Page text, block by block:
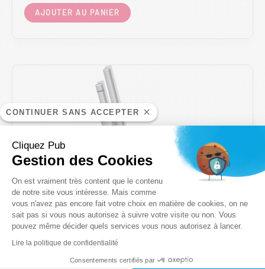
CONTINUER SANS ACCEPTER
Cliquez Pub
Gestion des Cookies
Plateforme de Gestion du
On est vraiment très content que le contenu
de notre site vous intéresse. Mais comme
vous n'avez pas encore fait votre choix en matière de cookies, on ne
sait pas si vous nous autorisez à suivre votre visite ou non. Vous
pouvez même décider quels services vous nous autorisez à lancer.
Lire la politique de confidentialité
Consentements certifiés par
Axeptio consent
AJOUTER AU PANIER